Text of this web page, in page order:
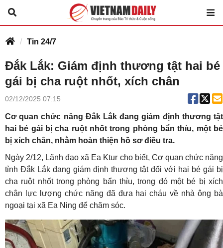
Tin 24/7
Đắk Lắk: Giám định thương tật hai bé
gái bị cha ruột nhốt, xích chân
02/12/2025 07:15
Cơ quan chức năng Đắk Lắk đang giám định thương tật
hai bé gái bị cha ruột nhốt trong phòng bẩn thỉu, một bé
bị xích chân, nhằm hoàn thiện hồ sơ điều tra.
Ngày 2/12, Lãnh đạo xã Ea Ktur cho biết, Cơ quan chức năng
tỉnh Đắk Lắk đang giám định thương tật đối với hai bé gái bị
cha ruột nhốt trong phòng bẩn thỉu, trong đó một bé bị xích
chân lực lượng chức năng đã đưa hai cháu về nhà ông bà
ngoại tại xã Ea Ning để chăm sóc.